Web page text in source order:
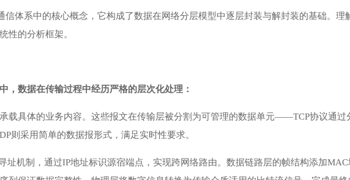
信体系中的核心概念，它构成了数据在网络分层模型中逐层封装与解封装的基础。理
性的分析框架。
，数据在传输过程中经历严格的层次化处理：
载具体的业务内容。这些报文在传输层被分割为可管理的数据单元——TCP协议通过
则采用简单的数据报形式，满足实时性要求。
址机制，通过IP地址标识源宿端点，实现跨网络路由。数据链路层的帧结构添加